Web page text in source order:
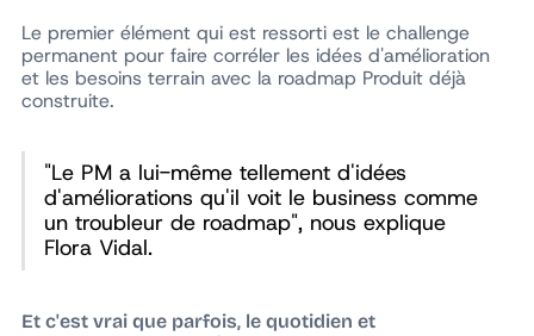
Le premier élément qui est ressorti est le challenge
permanent pour faire corréler les idées d'amélioration
et les besoins terrain avec la roadmap Produit déjà
construite.
"Le PM a lui-même tellement d'idées
d'améliorations qu'il voit le business comme
un troubleur de roadmap", nous explique
Flora Vidal.
Et c'est vrai que parfois, le quotidien et